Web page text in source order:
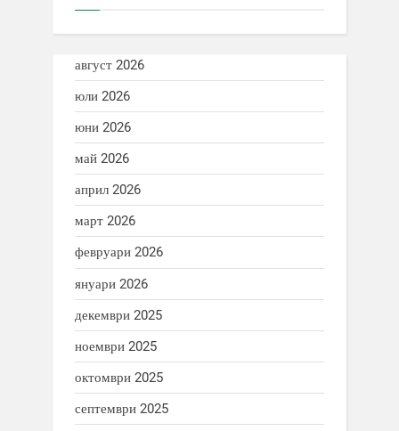
август 2026
юли 2026
юни 2026
май 2026
април 2026
март 2026
февруари 2026
януари 2026
декември 2025
ноември 2025
октомври 2025
септември 2025